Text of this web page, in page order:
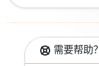
需要帮助？